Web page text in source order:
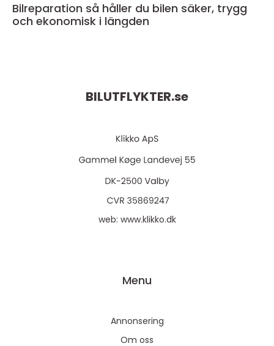
Bilreparation så håller du bilen säker, trygg
och ekonomisk i längden
BILUTFLYKTER.se
web: www.klikko.dk
Menu
Annonsering
Om oss